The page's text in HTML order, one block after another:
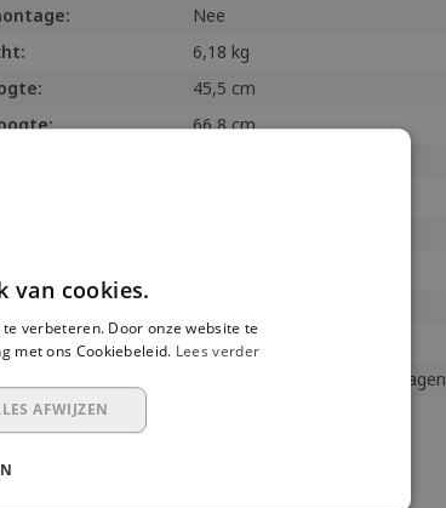
Nee
6,18 kg
45,5 cm
66,8 cm
Op voorraad (2)
Pakketpost binnen 5 werkdagen
van cookies.
verbeteren. Door onze website te
met ons Cookiebeleid. Lees verder
AFWIJZEN